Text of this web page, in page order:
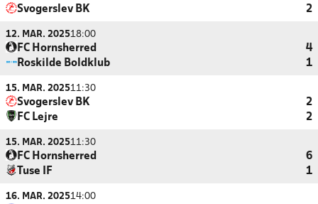
Svogerslev BK
2
12. MAR. 202518:00
FC Hornsherred
4
Roskilde Boldklub
1
15. MAR. 202511:30
Svogerslev BK
2
FC Lejre
2
15. MAR. 202511:30
FC Hornsherred
6
Tuse IF
1
16. MAR. 202514:00